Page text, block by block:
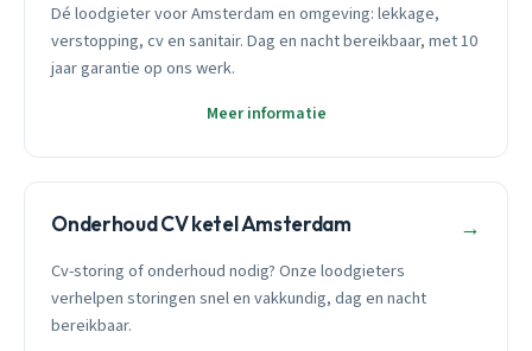
Dé loodgieter voor Amsterdam en omgeving: lekkage,
verstopping, cv en sanitair. Dag en nacht bereikbaar, met 10
jaar garantie op ons werk.
Meer informatie
Onderhoud CV ketel Amsterdam →
Cv-storing of onderhoud nodig? Onze loodgieters
verhelpen storingen snel en vakkundig, dag en nacht
bereikbaar.